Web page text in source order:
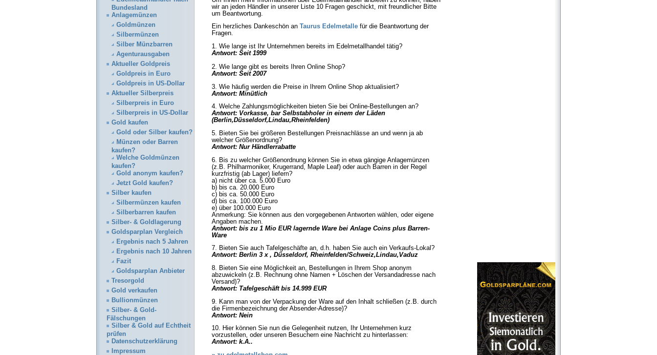
wir an jeden Händler in unserer Liste 10 Fragen geschickt, mit freundlicher Bitte
um Beantwortung.
Ein herzliches Dankeschön an Taurus Edelmetalle für die Beantwortung der
Fragen.
1. Wie lange ist Ihr Unternehmen bereits im Edelmetallhandel tätig?
Antwort: Seit 1999
2. Wie lange gibt es bereits Ihren Online Shop?
Antwort: Seit 2007
3. Wie häufig werden die Preise in Ihrem Online Shop aktualisiert?
Antwort: Minütlich
4. Welche Zahlungsmöglichkeiten bieten Sie bei Online-Bestellungen an?
Antwort: Vorkasse, bar Selbstabholer in einem der Läden
(Berlin,Düsseldorf,Lindau,Rheinfelden)
5. Bieten Sie bei größeren Bestellungen Preisnachlässe an und wenn ja ab
welcher Größenordnung?
Antwort: Nur Händlerrabatte
6. Bis zu welcher Größenordnung können Sie in etwa gängige Anlagemünzen
(z.B. Philharmoniker, Krugerrand, Maple Leaf) oder auch Barren in der Regel
kurzfristig (ab Lager) liefern?
a) nicht über ca. 5.000 Euro
b) bis ca. 20.000 Euro
c) bis ca. 50.000 Euro
d) bis ca. 100.000 Euro
e) über 100.000 Euro
Anmerkung: Sie können aus den vorgegebenen Antworten wählen, oder eigene
Angaben machen.
Antwort: bis zu 1 Mio EUR lagernde Ware bei Anlage Coins plus Barren-
Ware
7. Bieten Sie auch Tafelgeschäfte an, d.h. haben Sie auch ein Verkaufs-Lokal?
Antwort: Berlin 3 x , Düsseldorf, Rheinfelden/Schweiz,Lindau,Vaduz
8. Bieten Sie eine Möglichkeit an, Bestellungen in Ihrem Shop anonym
abzuwickeln (z.B. Rechnung ohne Namen + Löschen der Versandadresse nach
Versand)?
Antwort: Tafelgeschäft bis 14.999 EUR
9. Kann man von der Verpackung der Ware auf den Inhalt schließen (z.B. durch
die Firmenbezeichnung der Absender-Adresse)?
Antwort: Nein
10. Hier können Sie nun die Gelegenheit nutzen, Ihr Unternehmen kurz
vorzustellen, oder unseren Besuchern eine Nachricht zu hinterlassen:
Antwort: k.A..
Bundesland
Anlagemünzen
Goldmünzen
Silbermünzen
Silber Münzbarren
Agenturausgaben
Aktueller Goldpreis
Goldpreis in Euro
Goldpreis in US-Dollar
Aktueller Silberpreis
Silberpreis in Euro
Silberpreis in US-Dollar
Gold kaufen
Gold oder Silber kaufen?
Münzen oder Barren
kaufen?
Welche Goldmünzen
kaufen?
Gold anonym kaufen?
Jetzt Gold kaufen?
Silber kaufen
Silbermünzen kaufen
Silberbarren kaufen
Silber- & Goldlagerung
Goldsparplan Vergleich
Ergebnis nach 5 Jahren
Ergebnis nach 10 Jahren
Fazit
Goldsparplan Anbieter
Tresorgold
Gold verkaufen
Bullionmünzen
Silber- & Gold-
Fälschungen
Silber & Gold auf Echtheit
prüfen
Datenschutzerklärung
Impressum